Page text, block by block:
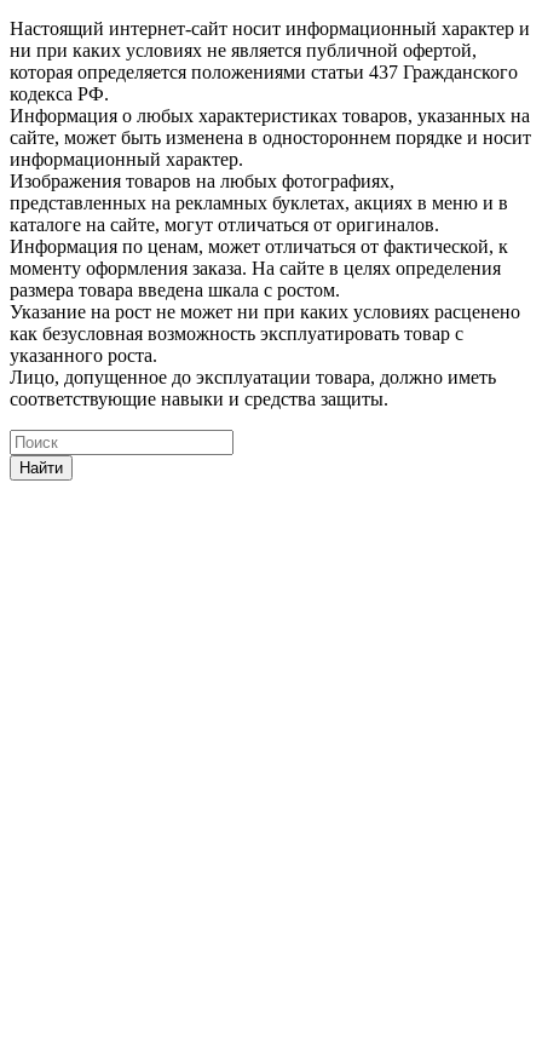
Настоящий интернет-сайт носит информационный характер и
ни при каких условиях не является публичной офертой,
которая определяется положениями статьи 437 Гражданского
кодекса РФ.
Информация о любых характеристиках товаров, указанных на
сайте, может быть изменена в одностороннем порядке и носит
информационный характер.
Изображения товаров на любых фотографиях,
представленных на рекламных буклетах, акциях в меню и в
каталоге на сайте, могут отличаться от оригиналов.
Информация по ценам, может отличаться от фактической, к
моменту оформления заказа. На сайте в целях определения
размера товара введена шкала с ростом.
Указание на рост не может ни при каких условиях расценено
как безусловная возможность эксплуатировать товар с
указанного роста.
Лицо, допущенное до эксплуатации товара, должно иметь
соответствующие навыки и средства защиты.
Найти